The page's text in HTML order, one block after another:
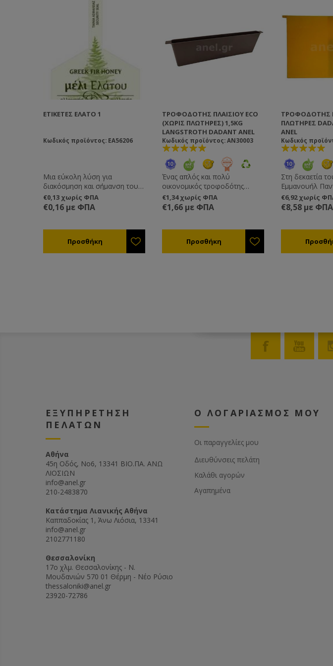
ΕΤΙΚΈΤΕΣ ΈΛΑΤΟ 1
Κωδικός προϊόντος: EA56206
Μια εύκολη λύση για
διακόσμηση και σήμανση του
βάζου σας. Μπορείτε να τις
παραγγείλετε και με τα στοιχεία
σας εκτυπωμένα, καθώς και
€0,13 χωρίς ΦΠΑ
€0,16 με ΦΠΑ
ΤΡΟΦΟΔΌΤΗΣ ΠΛΑΙΣΊΟΥ ECO
(ΧΩΡΙΣ ΠΛΩΤΗΡΕΣ) 1,5KG
LANGSTROTH DADANT ANEL
Κωδικός προϊόντος: AN30003
Ένας απλός και πολύ
οικονομικός τροφοδότης
πλαισίου. Στις εσωτερικές
μεριές έχει διαμορφωμένα
σκαλοπάτια, αλλά συνίσταται
πλέγμα ώστε να αποφύγετε
τελείως τον πνιγμό των
€1,34 χωρίς ΦΠΑ
€1,66 με ΦΠΑ
ΤΡΟΦΟΔΌΤΗΣ
ΠΛΩΤΉΡΕΣ
ANEL
Κωδικός
Στη δεκαετία
Εμμανουήλ
ιδρυτής της
έχτισε αυτό τον
τύπο
μοναδικός
γεμίζει από
με ασφάλεια. Ιδανικός για
τον
μέλισσες και
σμήνος από το
πλαστικό
€6,92 χωρίς
€8,58 με ΦΠΑ
ΕΞΥΠΗΡΕΤΗΣΗ
ΠΕΛΑΤΩΝ
Αθήνα
45η Οδός, Νο6, 13341 ΒΙΟ.ΠΑ. ΑΝΩ
ΛΙΟΣΙΩΝ
info@anel.gr
210-2483870
Kατάστημα Λιανικής Αθήνα
Καππαδοκίας 1, Άνω Λιόσια, 13341
info@anel.gr
2102771180
Θεσσαλονίκη
17ο χλμ. Θεσσαλονίκης - Ν.
Μουδανιών 570 01 Θέρμη - Νέο Ρύσιο
thessaloniki@anel.gr
23920-72786
Ο ΛΟΓΑΡΙΑΣΜΟΣ ΜΟΥ
Οι παραγγελίες μου
Διευθύνσεις πελάτη
Καλάθι αγορών
Αγαπημένα